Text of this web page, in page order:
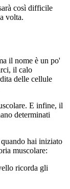
così difficile
volta.
il nome è un po'
il calo
delle cellule
E infine, il
determinati
hai iniziato
muscolare:
ricorda gli